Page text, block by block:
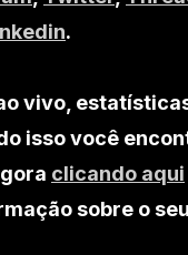
.
vivo,
isso você
clicando aqui
sobre o